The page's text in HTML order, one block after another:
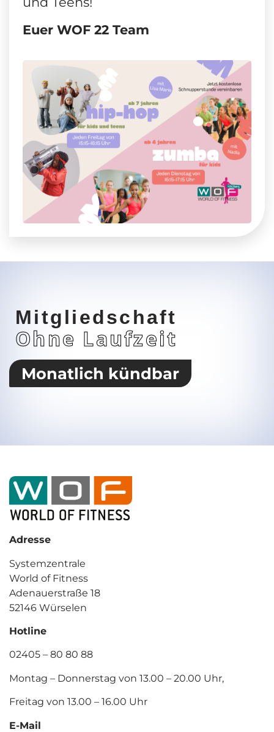
Euer WOF 22 Team
Mitgliedschaft
Ohne Laufzeit
Monatlich kündbar
Adresse
Systemzentrale
World of Fitness
Adenauerstraße 18
52146 Würselen
Hotline
02405 – 80 80 88
Montag – Donnerstag von 13.00 – 20.00 Uhr,
Freitag von 13.00 – 16.00 Uhr
E-Mail